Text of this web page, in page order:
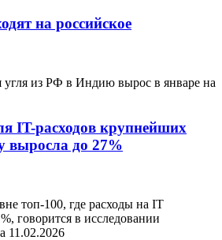
на российское
угля из РФ в Индию вырос в январе на
IT-расходов крупнейших
выросла до 27%
топ-100, где расходы на IT
говорится в исследовании
11.02.2026